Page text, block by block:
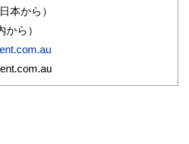
本から）
ら）